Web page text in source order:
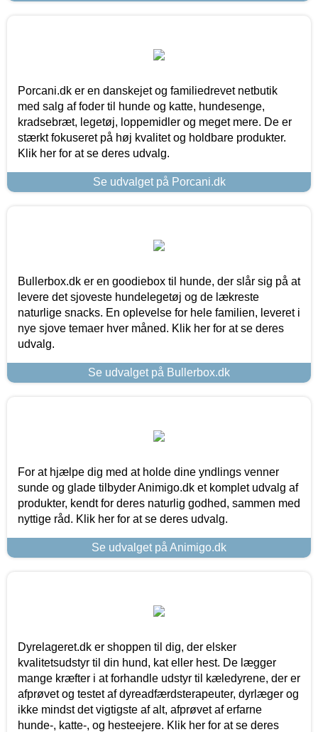
Porcani.dk er en danskejet og familiedrevet netbutik
med salg af foder til hunde og katte, hundesenge,
kradsebræt, legetøj, loppemidler og meget mere. De er
stærkt fokuseret på høj kvalitet og holdbare produkter.
Klik her for at se deres udvalg.
Se udvalget på Porcani.dk
Bullerbox.dk er en goodiebox til hunde, der slår sig på at
levere det sjoveste hundelegetøj og de lækreste
naturlige snacks. En oplevelse for hele familien, leveret i
nye sjove temaer hver måned. Klik her for at se deres
udvalg.
Se udvalget på Bullerbox.dk
For at hjælpe dig med at holde dine yndlings venner
sunde og glade tilbyder Animigo.dk et komplet udvalg af
produkter, kendt for deres naturlig godhed, sammen med
nyttige råd. Klik her for at se deres udvalg.
Se udvalget på Animigo.dk
Dyrelageret.dk er shoppen til dig, der elsker
kvalitetsudstyr til din hund, kat eller hest. De lægger
mange kræfter i at forhandle udstyr til kæledyrene, der er
afprøvet og testet af dyreadfærdsterapeuter, dyrlæger og
ikke mindst det vigtigste af alt, afprøvet af erfarne
hunde-, katte-, og hesteejere. Klik her for at se deres